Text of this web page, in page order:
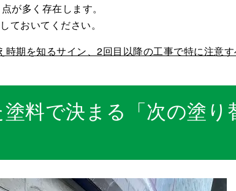
が多く存在します。
ておいてください。
期を知るサイン、2回目以降の工事で特に注意
料で決まる「次の塗り